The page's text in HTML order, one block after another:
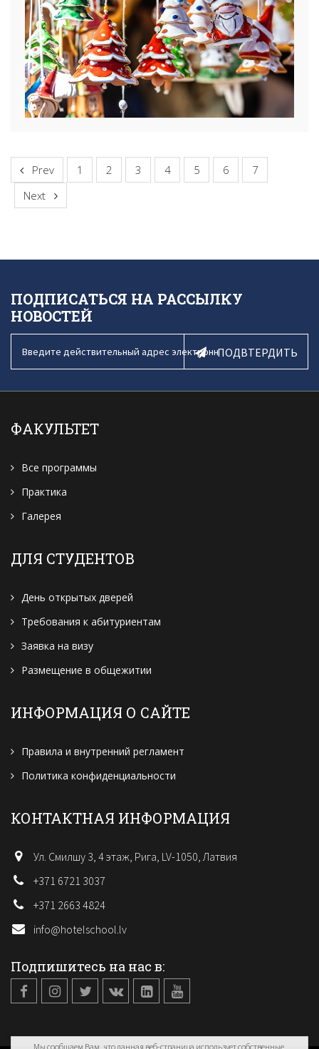
Prev 1 2 3 4 5 6
7
Next
ПОДПИСАТЬСЯ НА РАССЫЛКУ
НОВОСТЕЙ
ПОДВТЕРДИТЬ
ФАКУЛЬТЕТ
Все программы
Практика
Галерея
ДЛЯ СТУДЕНТОВ
День открытых дверей
Требования к абитуриентам
Заявка на визу
Размещение в общежитии
ИНФОРМАЦИЯ О САЙТЕ
Правила и внутренний регламент
Политика конфиденциальности
КОНТАКТНАЯ ИНФОРМАЦИЯ
Ул. Смилшу 3, 4 этаж, Рига, LV-1050, Латвия
+371 6721 3037
+371 2663 4824
info@hotelschool.lv
Подпишитесь на нас в:
Мы сообщаем Вам, что данная веб-страница использует собственные,